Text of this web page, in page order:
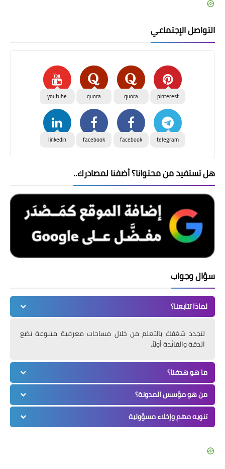
التواصل الإجتماعي
pinterest
quora
quora
youtube
telegram
facebook
facebook
linkedin
هل تستفيد من محتوانا؟ أضفنا لمصادرك..
سؤال وجواب
لماذا تتابعنا؟
لتجدد شغفك بالتعلم من خلال مساحات معرفية متنوعة تضع
الدقة والفائدة أولاً.
ما هو هدفنا؟
من هو مؤسس المدونة؟
تنويه مهم وإخلاء مسؤولية